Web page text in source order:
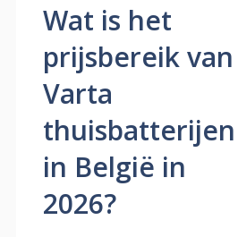
Wat is het
prijsbereik van
Varta
thuisbatterijen
in België in
2026?